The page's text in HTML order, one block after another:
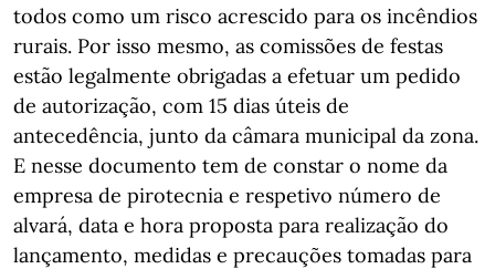
todos como um risco acrescido para os incêndios
rurais. Por isso mesmo, as comissões de festas
estão legalmente obrigadas a efetuar um pedido
de autorização, com 15 dias úteis de
antecedência, junto da câmara municipal da zona.
E nesse documento tem de constar o nome da
empresa de pirotecnia e respetivo número de
alvará, data e hora proposta para realização do
lançamento, medidas e precauções tomadas para